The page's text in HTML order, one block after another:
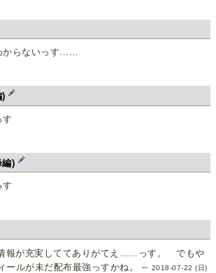
からないっす……
)
す
編)
す
報が充実しててありがてえ……っす。 でもや
ールが未だ配布最強っすかね。 -- 2018-07-22 (日)